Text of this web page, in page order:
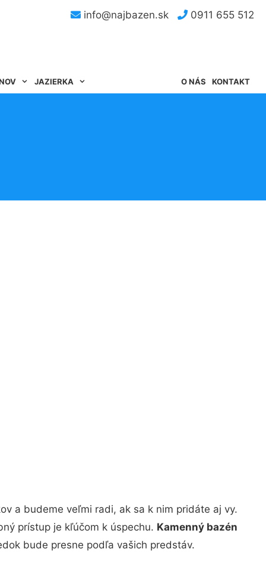
info@najbazen.sk 0911 655 512
JAZIERKA KONTAKT
O NÁS
a budeme veľmi radi, ak sa k nim pridáte aj vy.
prístup je kľúčom k úspechu. Kamenný bazén
bude presne podľa vašich predstáv.